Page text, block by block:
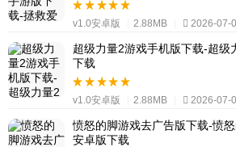
v1.0安卓版 2.88MB 2026-07-
超级力量2游戏手机版下载-超级
下载
v1.0安卓版 2.88MB 2026-07-
愤怒的脚游戏去广告版下载-愤
安卓版下载